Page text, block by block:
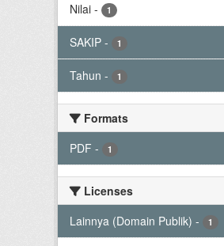
Nilai - 1
SAKIP - 1
Tahun - 1
Formats
PDF - 1
Licenses
Lainnya (Domain Publik) - 1